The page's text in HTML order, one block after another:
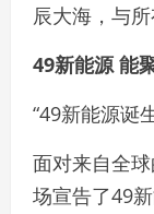
辰大海，与所
49新能源 能
“49新能源诞
面对来自全
场宣告了49